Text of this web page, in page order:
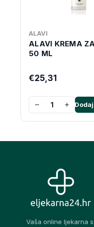
ALAVI
ALAVI KREMA
50 ML
€25,31
− +
Vaša online ljekarna